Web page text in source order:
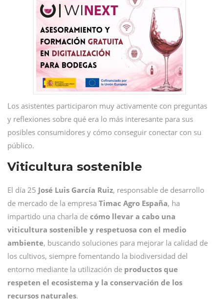
Los asistentes participaron muy activamente con preguntas
y reflexiones sobre qué era lo más interesante para sus
posibles consumidores y cómo conseguir conectar con su
público.
Viticultura sostenible
El día 25 José Luis García Ruiz, responsable de desarrollo
de mercado de la empresa Timac Agro España, ha
impartido una charla de cómo llevar a cabo una
viticultura sostenible y respetuosa con el medio
ambiente, buscando soluciones para mejorar la calidad de
los cultivos, siempre fomentando la biodiversidad del
entorno mediante la utilización de productos que
respeten el ecosistema y la conservación de los
recursos naturales.